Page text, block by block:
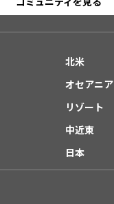
北米
オセアニア
リゾート
中近東
日本